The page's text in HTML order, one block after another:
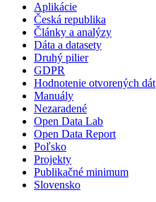
Aplikácie
Česká republika
Články a analýzy
Dáta a datasety
Druhý pilier
GDPR
Hodnotenie otvorených dát
Manuály
Nezaradené
Open Data Lab
Open Data Report
Poľsko
Projekty
Publikačné minimum
Slovensko